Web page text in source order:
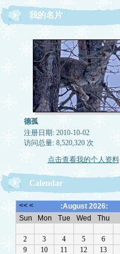
我的名片
德孤
注册日期: 2010-10-02
访问总量: 8,520,320 次
点击查看我的个人资料
Calendar